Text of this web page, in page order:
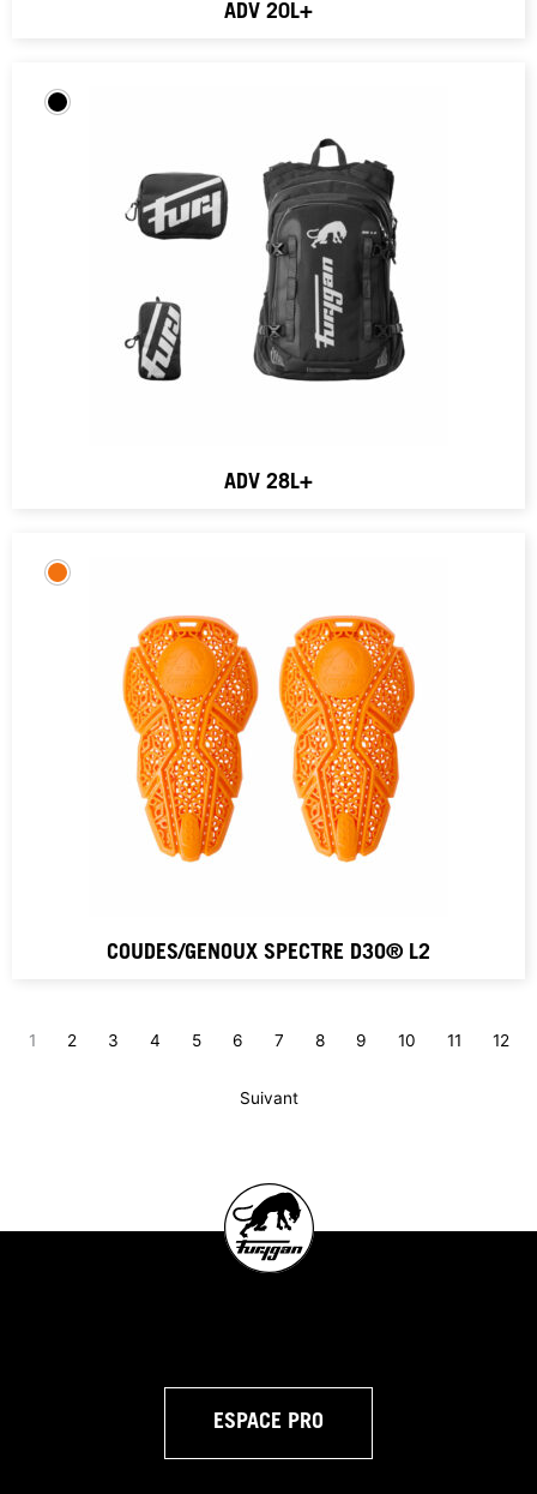
ADV 20L+
ADV 28L+
COUDES/GENOUX SPECTRE D3O® L2
1 2 3 4 5 6 7 8 9 10 11 12
Suivant
ESPACE PRO